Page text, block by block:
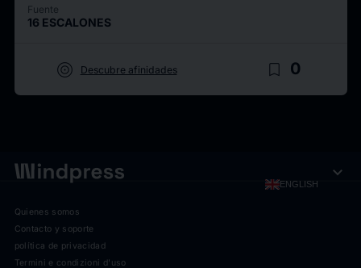
Fuente
16 ESCALONES
target Descubre afinidades bookmark_border 0
ENGLISH expand_more
Quienes somos
Contacto y soporte
política de privacidad
Termini e condizioni d'uso